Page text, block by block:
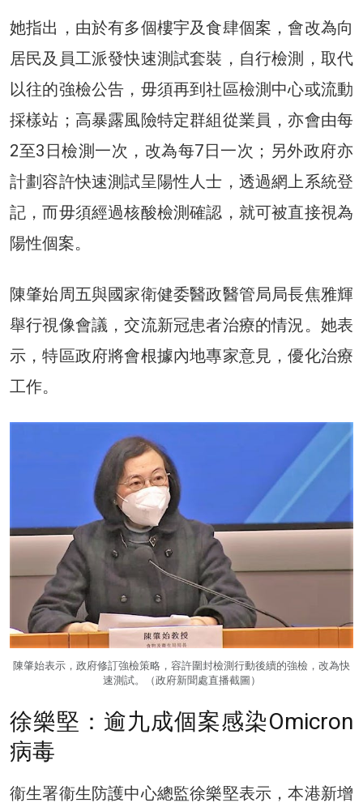
她指出，由於有多個樓宇及食肆個案，會改為向
居民及員工派發快速測試套裝，自行檢測，取代
以往的強檢公告，毋須再到社區檢測中心或流動
採樣站；高暴露風險特定群組從業員，亦會由每
2至3日檢測一次，改為每7日一次；另外政府亦
計劃容許快速測試呈陽性人士，透過網上系統登
記，而毋須經過核酸檢測確認，就可被直接視為
陽性個案。
陳肇始周五與國家衛健委醫政醫管局局長焦雅輝
舉行視像會議，交流新冠患者治療的情況。她表
示，特區政府將會根據內地專家意見，優化治療
工作。
陳肇始表示，政府修訂強檢策略，容許圍封檢測行動後續的強檢，改為快
速測試。（政府新聞處直播截圖）
徐樂堅：逾九成個案感染Omicron
病毒
衞生署衞生防護中心總監徐樂堅表示，本港新增